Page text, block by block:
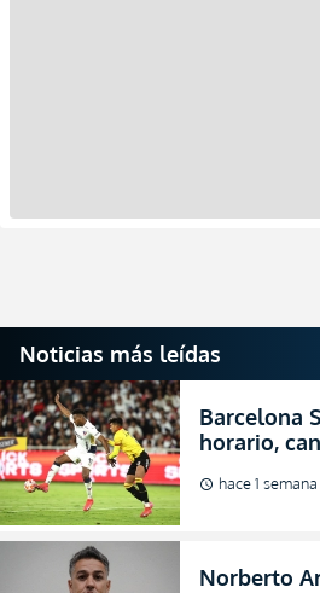
Noticias más leídas
Barcelona
horario,
VIVO la
2026
schedule hace 1 semana
Norberto